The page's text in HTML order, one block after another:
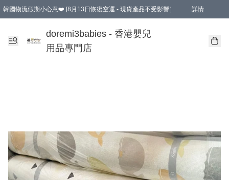
韓國物流假期小心意❤️ [8月13日恢復空運 - 現貨產品不受影響］ 詳情
新會員首張訂單滿$600即享9折優惠！(部份超優惠產品 & 品牌指定價除外)
doremi3babies - 香港嬰兒
用品專門店